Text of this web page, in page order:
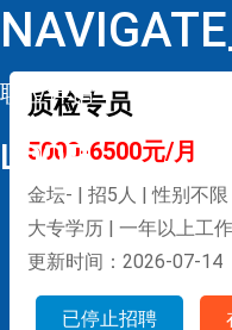
职位详情
LOOP
质检专员
5000-6500元/月
金坛- | 招5人 | 性别不
大专学历 | 一年以上工
更新时间：2026-07-14
已停止招聘